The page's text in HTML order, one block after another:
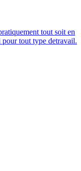
tout soit en
tout type detravail.